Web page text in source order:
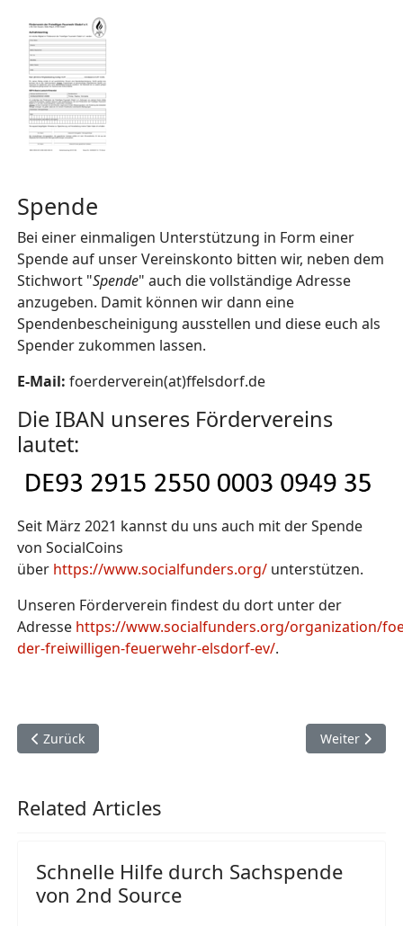
Spende
Bei einer einmaligen Unterstützung in Form einer
Spende auf unser Vereinskonto bitten wir, neben dem
Stichwort "Spende" auch die vollständige Adresse
anzugeben. Damit können wir dann eine
Spendenbescheinigung ausstellen und diese euch als
Spender zukommen lassen.
E-Mail: foerderverein(at)ffelsdorf.de
Die IBAN unseres Fördervereins
lautet:
Seit März 2021 kannst du uns auch mit der Spende
von SocialCoins
über https://www.socialfunders.org/ unterstützen.
Unseren Förderverein findest du dort unter der
Adresse https://www.socialfunders.org/organization/
der-freiwilligen-feuerwehr-elsdorf-ev/.
Vorheriger Beitrag: Einladung zur Mitgliederversammlung
Zurück Nächster
Weiter
Related Articles
Schnelle Hilfe durch Sachspende
von 2nd Source